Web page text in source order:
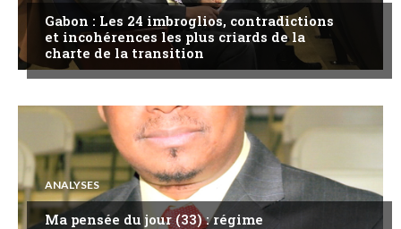
Gabon : Les 24 imbroglios, contradictions
et incohérences les plus criards de la
charte de la transition
ANALYSES
Ma pensée du jour (33) : régime